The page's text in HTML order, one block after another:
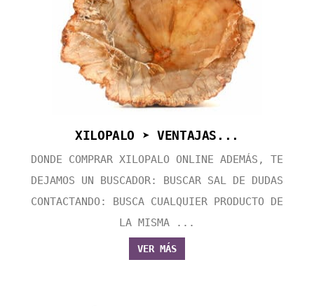
XILOPALO ➤ VENTAJAS...
DONDE COMPRAR XILOPALO ONLINE ADEMÁS, TE
DEJAMOS UN BUSCADOR: BUSCAR SAL DE DUDAS
CONTACTANDO: BUSCA CUALQUIER PRODUCTO DE
LA MISMA ...
VER MÁS